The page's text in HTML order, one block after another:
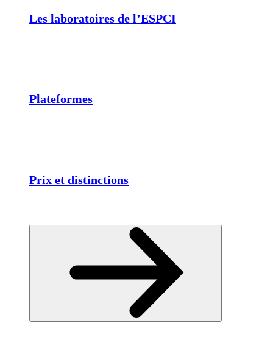
Les laboratoires de l’ESPCI
Plateformes
Prix et distinctions